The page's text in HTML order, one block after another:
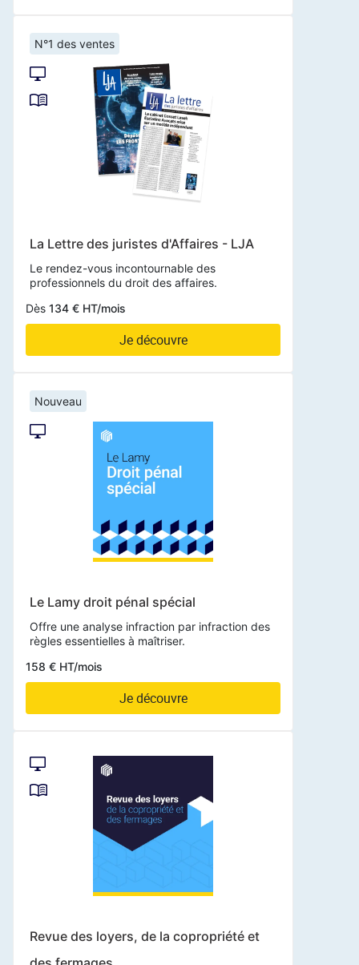
N°1 des ventes
La Lettre des juristes d'Affaires - LJA
Le rendez-vous incontournable des
professionnels du droit des affaires.
Dès 134 € HT/mois
Je découvre
Nouveau
Le Lamy droit pénal spécial
Offre une analyse infraction par infraction des
règles essentielles à maîtriser.
158 € HT/mois
Je découvre
Revue des loyers, de la copropriété et